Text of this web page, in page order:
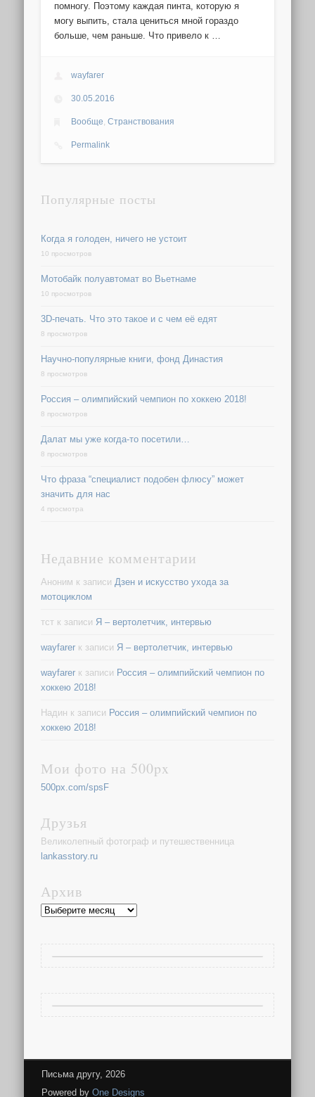
помногу. Поэтому каждая пинта, которую я
могу выпить, стала цениться мной гораздо
больше, чем раньше. Что привело к …
wayfarer
30.05.2016
Вообще ,Странствования
Permalink
Популярные посты
Когда я голоден, ничего не устоит
10 просмотров
Мотобайк полуавтомат во Вьетнаме
10 просмотров
3D-печать. Что это такое и с чем её едят
8 просмотров
Научно-популярные книги, фонд Династия
8 просмотров
Россия – олимпийский чемпион по хоккею 2018!
8 просмотров
Далат мы уже когда-то посетили…
8 просмотров
Что фраза “специалист подобен флюсу” может
значить для нас
4 просмотра
Недавние комментарии
Аноним к записи Дзен и искусство ухода за
мотоциклом
тст к записи Я – вертолетчик, интервью
wayfarer к записи Я – вертолетчик, интервью
wayfarer к записи Россия – олимпийский чемпион по
хоккею 2018!
Надин к записи Россия – олимпийский чемпион по
хоккею 2018!
Мои фото на 500px
500px.com/spsF
Друзья
Великолепный фотограф и путешественница
lankasstory.ru
Архив
Архив
Письма другу, 2026
Powered by One Designs